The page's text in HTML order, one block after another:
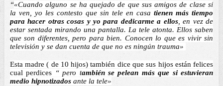
“«Cuando alguno se ha quejado de que sus amigos de clase sí
la ven, yo les contesto que sin tele en casa tienen más tiempo
para hacer otras cosas y yo para dedicarme a ellos, en vez de
estar sentada mirando una pantalla. La tele atonta. Ellos saben
que son diferentes, pero para bien. Conocen lo que es vivir sin
televisión y se dan cuenta de que no es ningún trauma»
Esta madre ( de 10 hijos) también dice que sus hijos están felices
cual perdices “ pero también se pelean más que si estuvieran
medio hipnotizados ante la tele»